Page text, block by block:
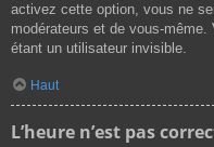
activez cette option, vous ne
modérateurs et de vous-
étant un utilisateur invisible.
Haut
L’heure n’est pas